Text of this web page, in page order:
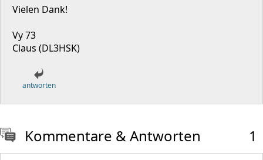
Vielen Dank!
Vy 73
Claus (DL3HSK)
antworten
Kommentare & Antworten 1